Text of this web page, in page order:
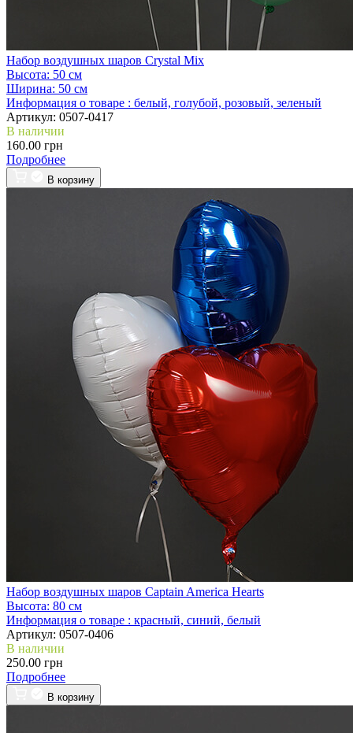
Набор воздушных шаров Crystal Mix
Высота: 50 см
Ширина: 50 см
Информация о товаре : белый, голубой, розовый, зеленый
Артикул: 0507-0417
В наличии
160.00 грн
Подробнее
В корзину
Набор воздушных шаров Captain America Hearts
Высота: 80 см
Информация о товаре : красный, синий, белый
Артикул: 0507-0406
В наличии
250.00 грн
Подробнее
В корзину